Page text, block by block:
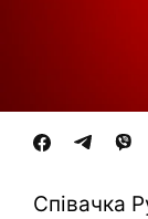
Співачка